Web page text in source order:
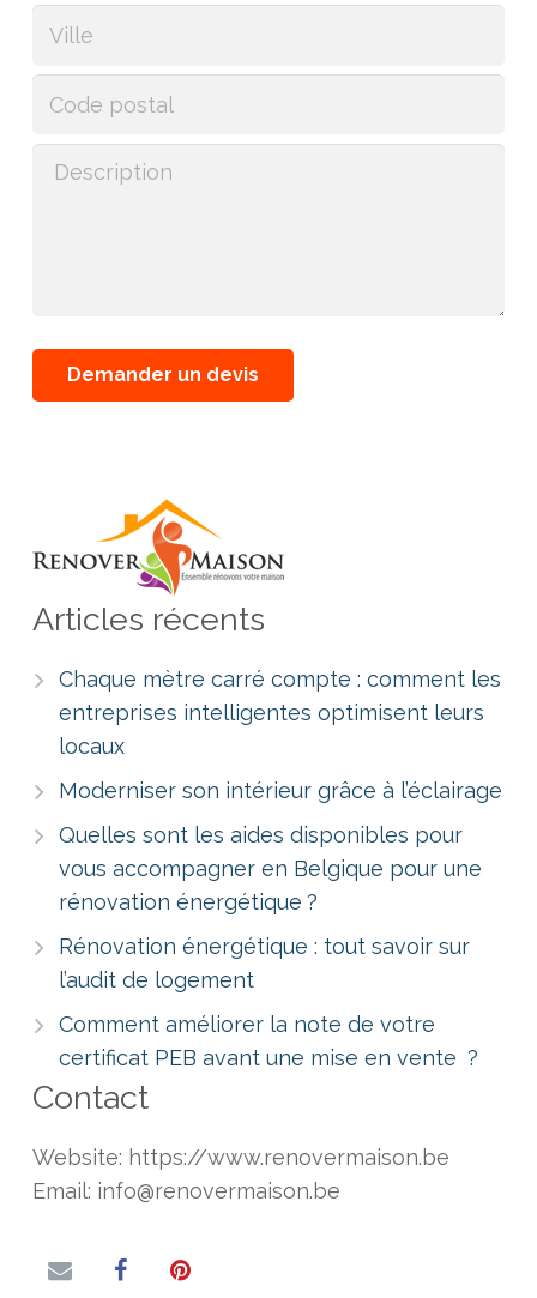
Articles récents
Chaque mètre carré compte : comment les
entreprises intelligentes optimisent leurs
locaux
Moderniser son intérieur grâce à l’éclairage
Quelles sont les aides disponibles pour
vous accompagner en Belgique pour une
rénovation énergétique ?
Rénovation énergétique : tout savoir sur
l’audit de logement
Comment améliorer la note de votre
certificat PEB avant une mise en vente ?
Contact
Website: https://www.renovermaison.be
Email: info@renovermaison.be